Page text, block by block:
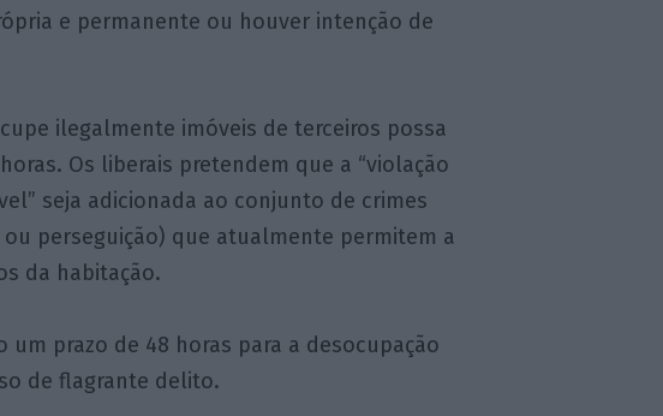
e permanente ou houver intenção de
ilegalmente imóveis de terceiros possa
Os liberais pretendem que a “violação
seja adicionada ao conjunto de crimes
perseguição) que atualmente permitem a
da habitação.
prazo de 48 horas para a desocupação
de flagrante delito.